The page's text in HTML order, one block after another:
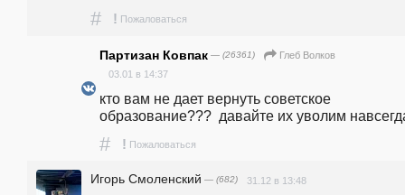
# ! Пожаловаться
Партизан Ковпак — (26361)
Глеб Волков
03.01 в 14:37
кто вам не дает вернуть советское
образование???  давайте их уволим
# ! Пожаловаться
Игорь Смоленский — (682) 31.12 в 13:48